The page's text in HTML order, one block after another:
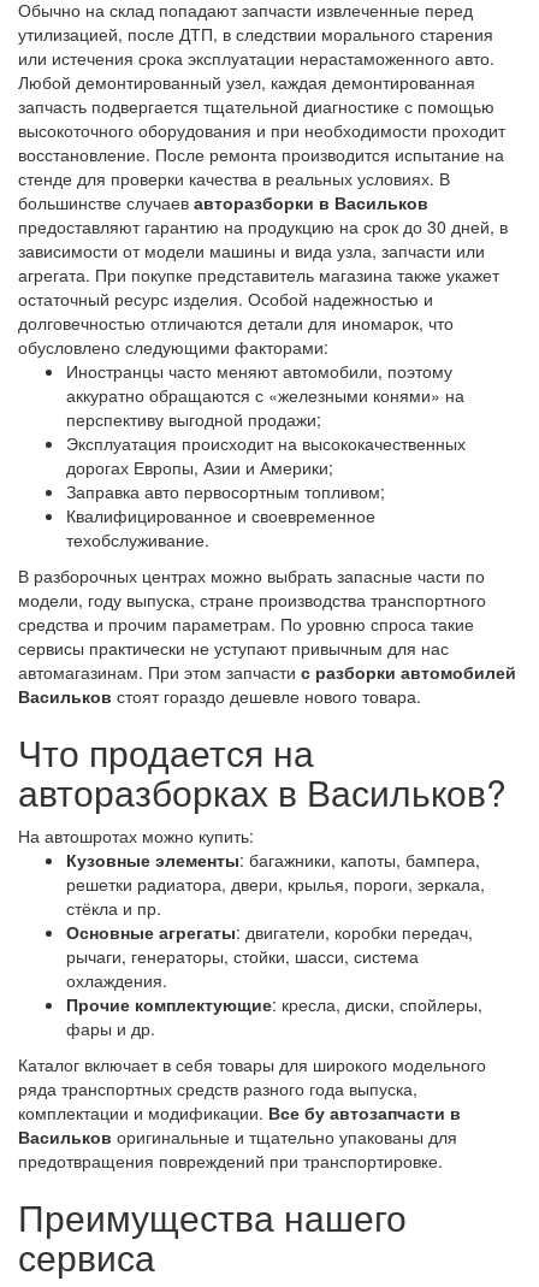
Обычно на склад попадают запчасти извлеченные перед
утилизацией, после ДТП, в следствии морального старения
или истечения срока эксплуатации нерастаможенного авто.
Любой демонтированный узел, каждая демонтированная
запчасть подвергается тщательной диагностике с помощью
высокоточного оборудования и при необходимости проходит
восстановление. После ремонта производится испытание на
стенде для проверки качества в реальных условиях. В
большинстве случаев авторазборки в Васильков
предоставляют гарантию на продукцию на срок до 30 дней, в
зависимости от модели машины и вида узла, запчасти или
агрегата. При покупке представитель магазина также укажет
остаточный ресурс изделия. Особой надежностью и
долговечностью отличаются детали для иномарок, что
обусловлено следующими факторами:
Иностранцы часто меняют автомобили, поэтому
аккуратно обращаются с «железными конями» на
перспективу выгодной продажи;
Эксплуатация происходит на высококачественных
дорогах Европы, Азии и Америки;
Заправка авто первосортным топливом;
Квалифицированное и своевременное
техобслуживание.
В разборочных центрах можно выбрать запасные части по
модели, году выпуска, стране производства транспортного
средства и прочим параметрам. По уровню спроса такие
сервисы практически не уступают привычным для нас
автомагазинам. При этом запчасти с разборки автомобилей
Васильков стоят гораздо дешевле нового товара.
Что продается на
авторазборках в Васильков?
На автошротах можно купить:
Кузовные элементы: багажники, капоты, бампера,
решетки радиатора, двери, крылья, пороги, зеркала,
стёкла и пр.
Основные агрегаты: двигатели, коробки передач,
рычаги, генераторы, стойки, шасси, система
охлаждения.
Прочие комплектующие: кресла, диски, спойлеры,
фары и др.
Каталог включает в себя товары для широкого модельного
ряда транспортных средств разного года выпуска,
комплектации и модификации. Все бу автозапчасти в
Васильков оригинальные и тщательно упакованы для
предотвращения повреждений при транспортировке.
Преимущества нашего
сервиса